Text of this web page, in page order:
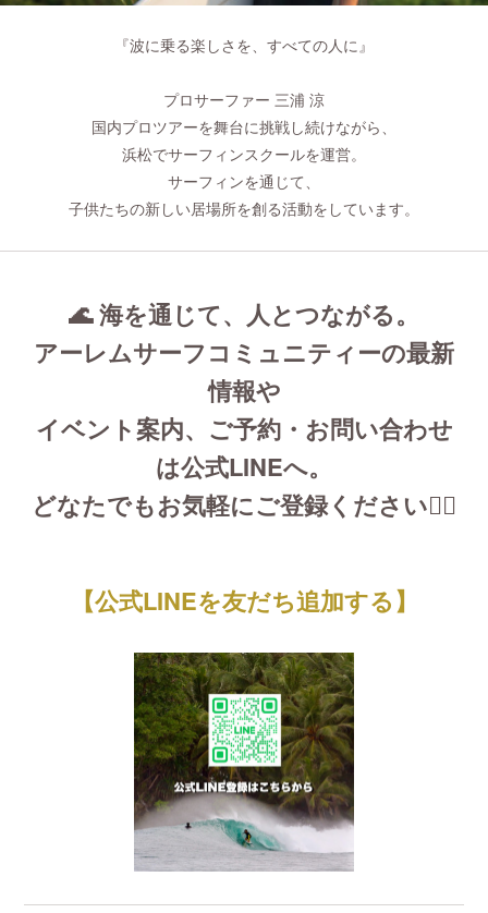
『波に乗る楽しさを、すべての人に』
プロサーファー 三浦 涼
国内プロツアーを舞台に挑戦し続けながら、
浜松でサーフィンスクールを運営。
サーフィンを通じて、
子供たちの新しい居場所を創る活動をしています。
🌊 海を通じて、人とつながる。
アーレムサーフコミュニティーの最新
情報や
イベント案内、ご予約・お問い合わせ
は公式LINEへ。
どなたでもお気軽にご登録ください🏄‍♂️
【公式LINEを友だち追加する】